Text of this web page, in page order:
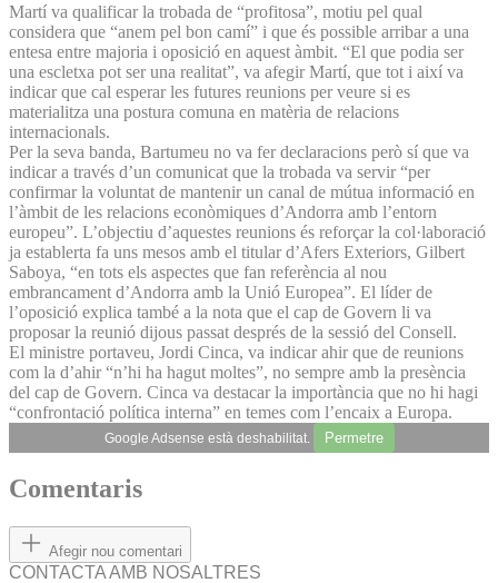
Martí va qualificar la trobada de “profitosa”, motiu pel qual
considera que “anem pel bon camí” i que és possible arribar a una
entesa entre majoria i oposició en aquest àmbit. “El que podia ser
una escletxa pot ser una realitat”, va afegir Martí, que tot i així va
indicar que cal esperar les futures reunions per veure si es
materialitza una postura comuna en matèria de relacions
internacionals.
Per la seva banda, Bartumeu no va fer declaracions però sí que va
indicar a través d’un comunicat que la trobada va servir “per
confirmar la voluntat de mantenir un canal de mútua informació en
l’àmbit de les relacions econòmiques d’An­dorra amb l’entorn
europeu”. L’objectiu d’aquestes reunions és reforçar la col·laboració
ja establerta fa uns mesos amb el titular d’Afers Exteriors, Gilbert
Saboya, “en tots els aspectes que fan referència al nou
embrancament d’Andorra amb la Unió Europea”. El líder de
l’oposició explica també a la nota que el cap de Govern li va
proposar la reunió dijous passat després de la sessió del Consell.
El ministre portaveu, Jordi Cinca, va indicar ahir que de reunions
com la d’ahir “n’hi ha hagut moltes”, no sempre amb la presència
del cap de Govern. Cinca va destacar la importància que no hi hagi
“confrontació política interna” en temes com l’encaix a Europa.
Google Adsense està deshabilitat. Permetre
Comentaris
Afegir nou comentari
CONTACTA AMB NOSALTRES